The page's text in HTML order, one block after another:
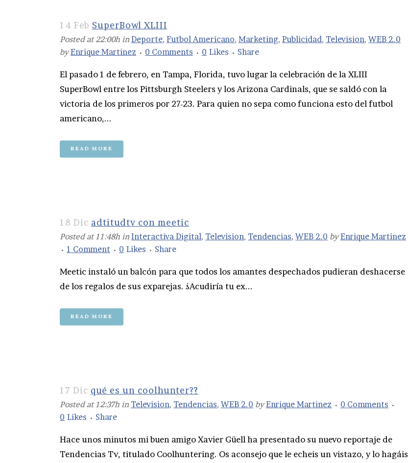
14 Feb SuperBowl XLIII
Posted at 22:00h in Deporte, Futbol Americano, Marketing, Publicidad, Television, WEB 2.0
byEnrique Martinez 0 Comments 0 Likes Share
El pasado 1 de febrero, en Tampa, Florida, tuvo lugar la celebración de la XLIII
SuperBowl entre los Pittsburgh Steelers y los Arizona Cardinals, que se saldó con la
victoria de los primeros por 27-23. Para quien no sepa como funciona esto del futbol
americano,...
READ MORE
18 Dic adtitudtv con meetic
Posted at 11:48h in Interactiva Digital, Television, Tendencias, WEB 2.0 byEnrique Martinez
1 Comment
0 Likes Share
Meetic instaló un balcón para que todos los amantes despechados pudieran deshacerse
de los regalos de sus exparejas. ¿Acudiría tu ex...
READ MORE
17 Dic qué es un coolhunter??
Posted at 12:37h in Television, Tendencias, WEB 2.0 byEnrique Martinez
0 Comments
0 Likes Share
Hace unos minutos mi buen amigo Xavier Güell ha presentado su nuevo reportaje de
Tendencias Tv, titulado Coolhuntering. Os aconsejo que le echeis un vistazo, y lo hagáis